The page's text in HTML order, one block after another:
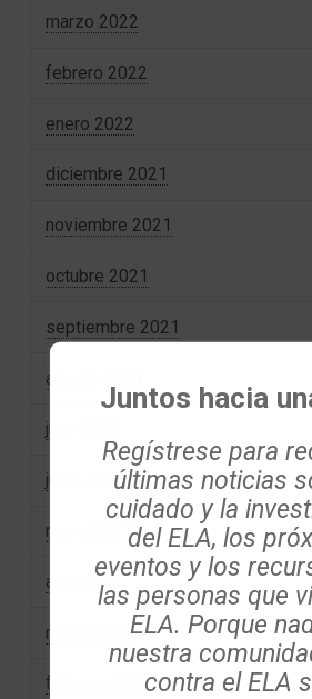
marzo 2022
febrero 2022
enero 2022
diciembre 2021
noviembre 2021
octubre 2021
septiembre 2021
agosto 2021
julio 2021
junio 2021
mayo 2021
abril 2021
marzo 2021
febrero 2021
Juntos hacia
Regístrese para
últimas noticias
cuidado y la
del ELA, los
eventos y los
las personas que
ELA. Porque
nuestra
contra el ELA